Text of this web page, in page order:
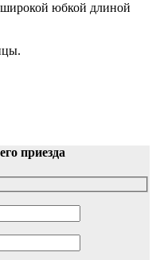
широкой юбкой длиной
приезда